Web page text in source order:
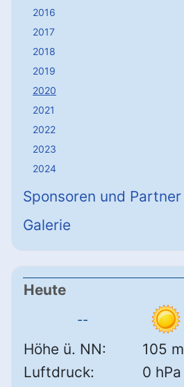
2016
2017
2018
2019
2020
2021
2022
2023
2024
Sponsoren und Partner
Galerie
Heute
--
Höhe ü. NN:
105 m
Luftdruck:
0 hPa